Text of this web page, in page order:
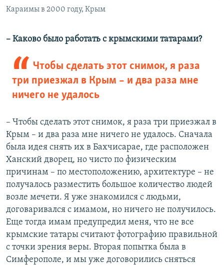
Караимы в 2000 году, Крым
– Каково было работать с крымскими татарами?
Чтобы сделать этот снимок, я раза
три приезжал в Крым – и два раза мне
ничего не удалось
– Чтобы сделать этот снимок, я раза три приезжал в
Крым – и два раза мне ничего не удалось. Сначала
была идея снять их в Бахчисарае, где расположен
Ханский дворец, но чисто по физическим
причинам – по местоположению, архитектуре – не
получалось разместить большое количество людей
возле мечети. Я уже знакомился с людьми,
договаривался с имамом, но ничего не получилось.
Еще тогда имам предупредил меня, что не все
крымские татары считают фотографию правильной
с точки зрения веры. Вторая попытка была в
Симферополе, и мы уже договорились сняться